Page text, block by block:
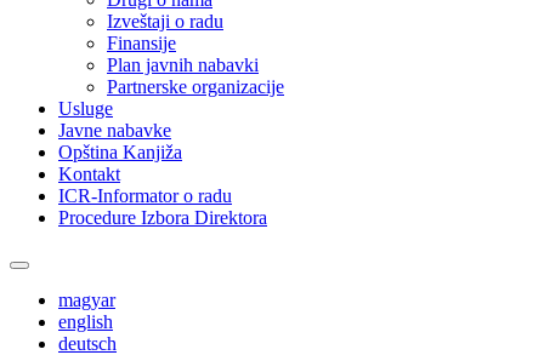
Izveštaji o radu
Finansije
Plan javnih nabavki
Partnerske organizacije
Usluge
Javne nabavke
Opština Kanjiža
Kontakt
ICR-Informator o radu
Procedure Izbora Direktora
magyar
english
deutsch